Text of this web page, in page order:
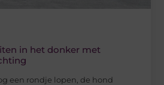
in het donker met
een rondje lopen, de hond